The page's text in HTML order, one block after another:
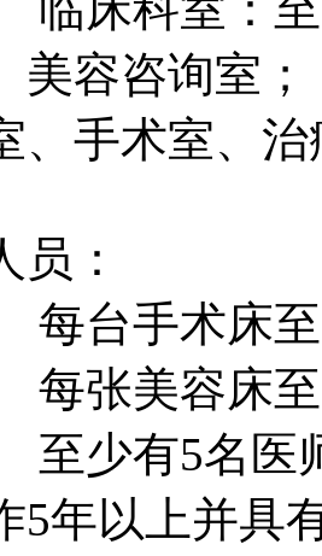
美容咨询室
、手术室、
：
台手术床至
张美容床至
少有5名医
5年以上并具